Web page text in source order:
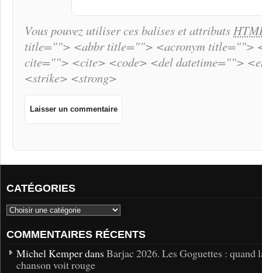
Vous pouvez utiliser ces balises et attributs
title=""> <abbr title=""> <acronym title="">
cite=""> <cite> <code> <del datetime="">
<strike> <strong>
CATÉGORIES
COMMENTAIRES RÉCENTS
Michel Kemper dans Barjac 2026. Les Goguettes : quand
chanson voit rouge